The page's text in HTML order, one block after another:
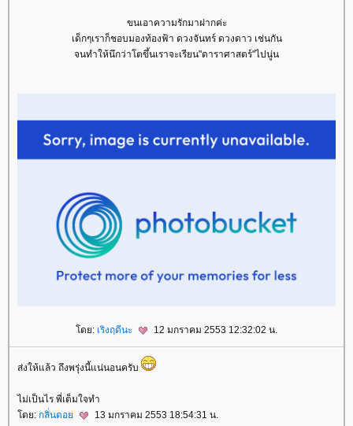
ขนเอาความรักมาฝากค่ะ
เด็กๆเราก็ชอบมองท้องฟ้า ดวงจันทร์ ดวงดาว เช่นกัน
จนทำให้นึกว่าโตขึ้นเราจะเรียน"ดาราศาสตร์"ไปนู่น
ดย: เริงฤดีนะ 12 มกราคม 2553 12:32:02 น.
ส่งให้แล้ว ถึงพรุ่งนี้แน่นอนครับ
ไม่เป็นไร พี่เต็มใจทำ
ดย: กลิ่นดอ 13 มกราคม 2553 18:54:31 น.